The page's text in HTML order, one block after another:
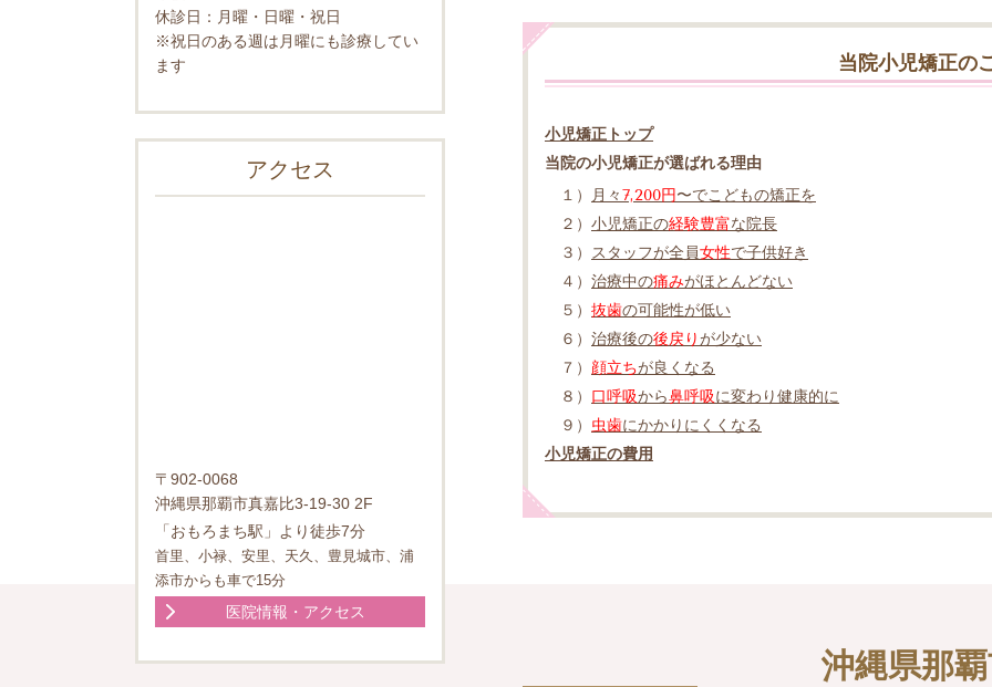
当院小児矯正の
小児矯正トップ
当院の小児矯正が選ばれる理由
１）
月々7,200円〜でこどもの矯正を
２） 小児矯正の経験豊富な院長
３） スタッフが全員女性で子供好き
４） 治療中の痛みがほとんどない
５） 抜歯の可能性が低い
６） 治療後の後戻りが少ない
７） 顔立ちが良くなる
８） 口呼吸から鼻呼吸に変わり健康的に
９） 虫歯にかかりにくくなる
小児矯正の費用
沖縄県那
休診日： 月曜・日曜・祝日
※祝日のある週は月曜にも診療してい
ます
アクセス
〒902-0068
沖縄県那覇市真嘉比3-19-30 2F
「おもろまち駅」より徒歩7分
首里、小禄、安里、天久、豊見城市、浦
添市からも車で15分
医院情報・アクセス